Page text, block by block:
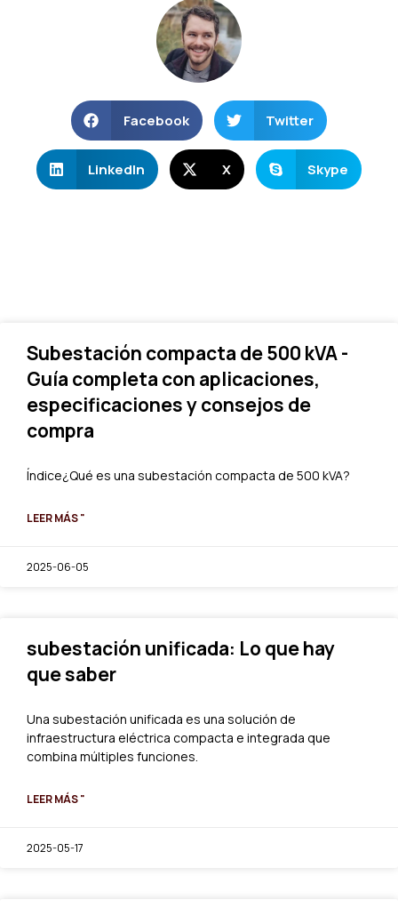
Facebook Twitter
LinkedIn X Skype
Subestación compacta de 500 kVA -
Guía completa con aplicaciones,
especificaciones y consejos de
compra
Índice¿Qué es una subestación compacta de 500 kVA?
LEER MÁS "
2025-06-05
subestación unificada: Lo que hay
que saber
Una subestación unificada es una solución de
infraestructura eléctrica compacta e integrada que
combina múltiples funciones.
LEER MÁS "
2025-05-17